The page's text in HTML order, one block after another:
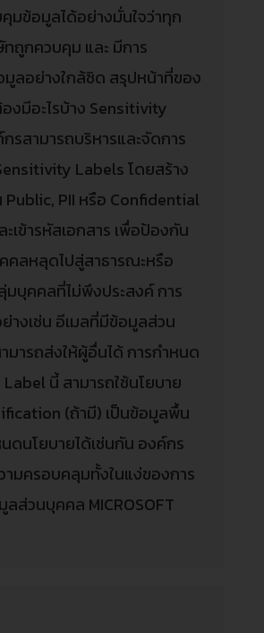
มข้อมูลได้อย่างมั่นใจว่าทุก
ถูกควบคุม และ มีการ
ลอย่างใกล้ชิด สรุปหน้าที่ของ
งมีอะไรบ้าง Sensitivity
รสามารถบริหารและจัดการ
Labels โดยสร้าง
Public, PII หรือ Confidential
ะเข้ารหัสเอกสาร เพื่อป้องกัน
คลหลุดไปสู่สาธารณะหรือ
บุคคลที่ไม่พึงประสงค์ การ
างเช่น อีเมลที่มีข้อมูลส่วน
มารถส่งให้ผู้อื่นได้ การกำหนด
นี้ สามารถใช้นโยบาย
(ถ้ามี) เป็นข้อมูลพื้น
ดนโยบายได้เช่นกัน องค์กร
มครอบคลุมทั้งในแง่ของการ
ส่วนบุคคล MICROSOFT